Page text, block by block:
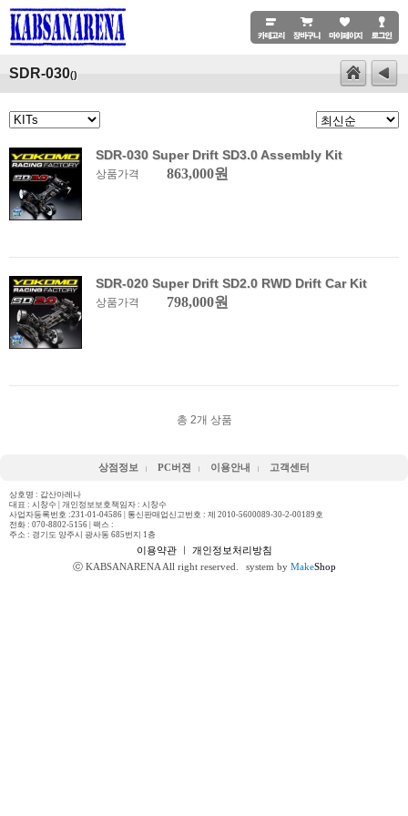
SDR-030()
SDR-030 Super Drift SD3.0 Assembly Kit
상품가격 863,000원
SDR-020 Super Drift SD2.0 RWD Drift Car Kit
상품가격 798,000원
총 2개 상품
상점정보 PC버젼 이용안내 고객센터
상호명 : 갑산아레나
대표 : 시창수 | 개인정보보호책임자 : 시창수
사업자등록번호 :231-01-04586 | 통신판매업신고번호 : 제 2010-5600089-30-2-00189호
전화 : 070-8802-5156 | 팩스 :
주소 : 경기도 양주시 광사동 685번지 1층
이용약관ㅣ 개인정보처리방침
ⓒ KABSANARENA All right reserved.
system by MakeShop